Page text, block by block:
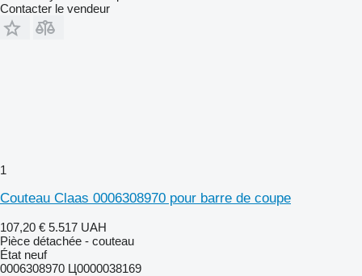
Contacter le vendeur
1
Couteau Claas 0006308970 pour barre de coupe
107,20 € 5.517 UAH
Pièce détachée - couteau
État neuf
0006308970 Ц0000038169